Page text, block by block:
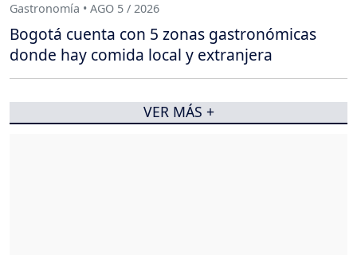
Gastronomía • AGO 5 / 2026
Bogotá cuenta con 5 zonas gastronómicas
donde hay comida local y extranjera
VER MÁS +